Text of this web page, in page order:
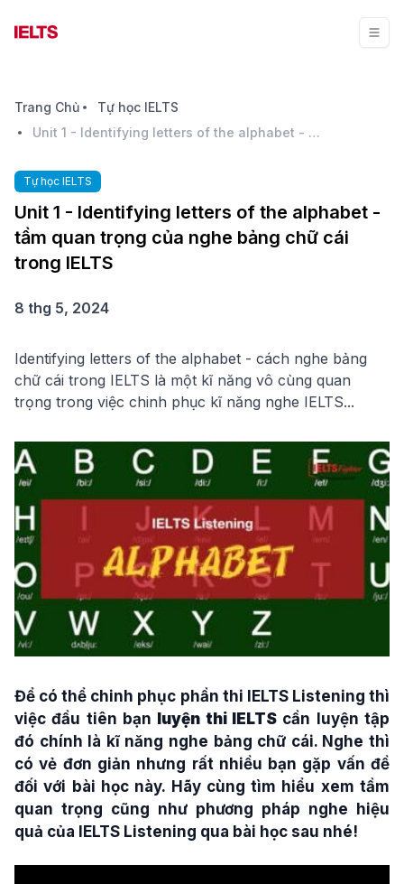
Trang Chủ
Tự học IELTS
Unit 1 - Identifying letters of the alphabet - tầm quan trọng của nghe bảng chữ cái trong IELTS
Tự học IELTS
Unit 1 - Identifying letters of the alphabet -
tầm quan trọng của nghe bảng chữ cái
trong IELTS
8 thg 5, 2024
Identifying letters of the alphabet - cách nghe bảng
chữ cái trong IELTS là một kĩ năng vô cùng quan
trọng trong việc chinh phục kĩ năng nghe IELTS...
Để có thể chinh phục phần thi IELTS Listening thì
việc đầu tiên bạn luyện thi IELTS cần luyện tập
đó chính là kĩ năng nghe bảng chữ cái. Nghe thì
có vẻ đơn giản nhưng rất nhiều bạn gặp vấn đề
đối với bài học này. Hãy cùng tìm hiểu xem tầm
quan trọng cũng như phương pháp nghe hiệu
quả của IELTS Listening qua bài học sau nhé!